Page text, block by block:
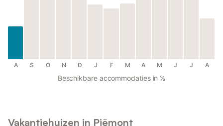
A S O N D J F M A M J J A
Beschikbare accommodaties in %
Vakantiehuizen in Piëmont